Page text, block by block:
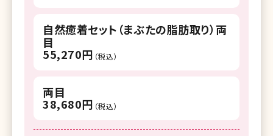
自然癒着セット（まぶたの脂肪取り）両
目
55,270円 （税込）
両目
38,680円 （税込）